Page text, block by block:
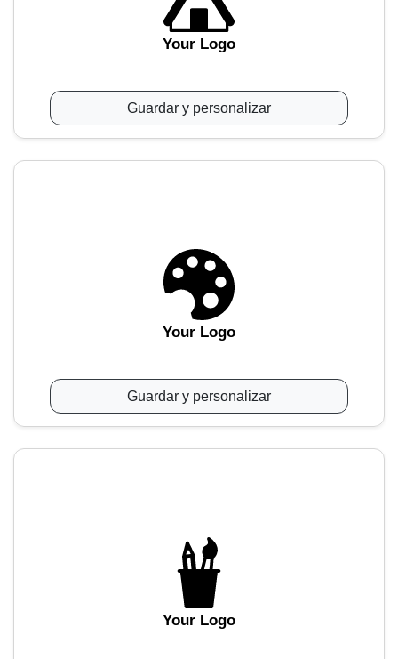
Your Logo
Guardar y personalizar
Your Logo
Guardar y personalizar
Your Logo